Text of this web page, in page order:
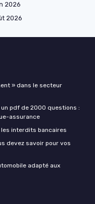
2026
2026
» dans le secteur
pdf de 2000 questions :
assurance
interdits bancaires
devez savoir pour vos
adapté aux